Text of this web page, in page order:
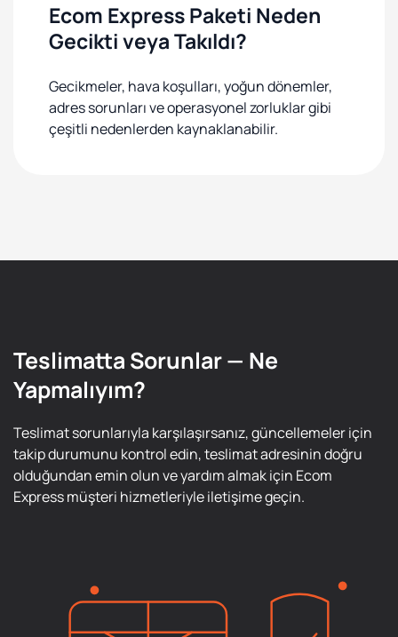
Ecom Express Paketi Neden
Gecikti veya Takıldı?
Gecikmeler, hava koşulları, yoğun dönemler,
adres sorunları ve operasyonel zorluklar gibi
çeşitli nedenlerden kaynaklanabilir.
Teslimatta Sorunlar — Ne
Yapmalıyım?
Teslimat sorunlarıyla karşılaşırsanız, güncellemeler için
takip durumunu kontrol edin, teslimat adresinin doğru
olduğundan emin olun ve yardım almak için Ecom
Express müşteri hizmetleriyle iletişime geçin.